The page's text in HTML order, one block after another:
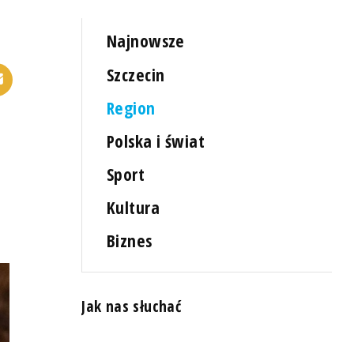
Najnowsze
Szczecin
Region
Polska i świat
Sport
Kultura
Biznes
Jak nas słuchać